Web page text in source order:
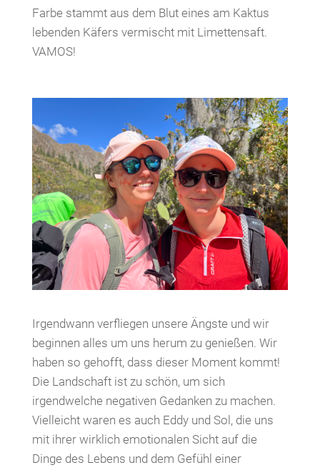
Farbe stammt aus dem Blut eines am Kaktus
lebenden Käfers vermischt mit Limettensaft.
VAMOS!
Irgendwann verfliegen unsere Ängste und wir
beginnen alles um uns herum zu genießen. Wir
haben so gehofft, dass dieser Moment kommt!
Die Landschaft ist zu schön, um sich
irgendwelche negativen Gedanken zu machen.
Vielleicht waren es auch Eddy und Sol, die uns
mit ihrer wirklich emotionalen Sicht auf die
Dinge des Lebens und dem Gefühl einer